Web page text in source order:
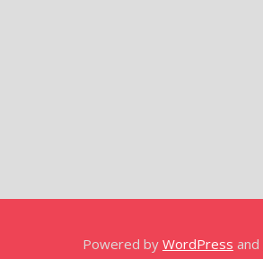
Powered by WordPress and